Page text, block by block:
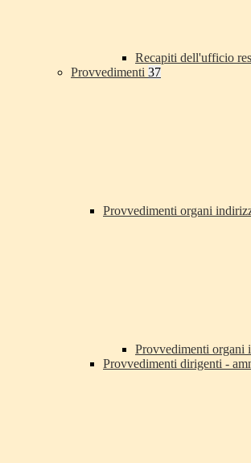
Recapiti dell'ufficio
Provvedimenti 37
Provvedimenti organi
Provvedimenti organi
Provvedimenti dirigenti -